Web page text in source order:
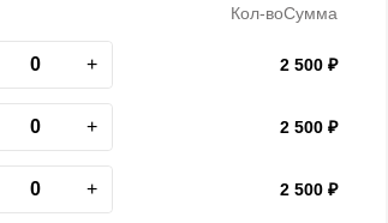
Кол-воСумма
+ 2 500 ₽
+ 2 500 ₽
+ 2 500 ₽